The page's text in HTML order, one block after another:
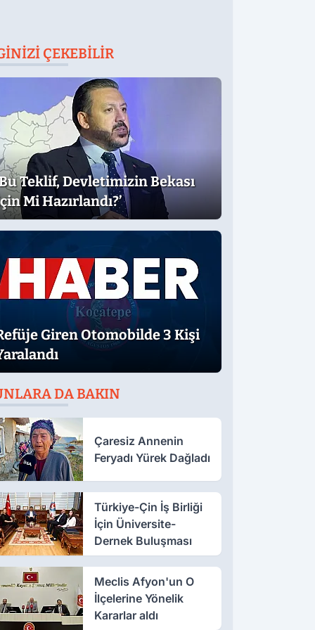
ÇEKEBILIR
Teklif, Devletimizin Bekası
Mi Hazırlandı?’
Giren Otomobilde 3 Kişi
DA BAKIN
Çaresiz Annenin
Feryadı Yürek Dağladı
Türkiye-Çin İş Birliği
İçin Üniversite-
Dernek Buluşması
Meclis Afyon'un O
İlçelerine Yönelik
Kararlar aldı